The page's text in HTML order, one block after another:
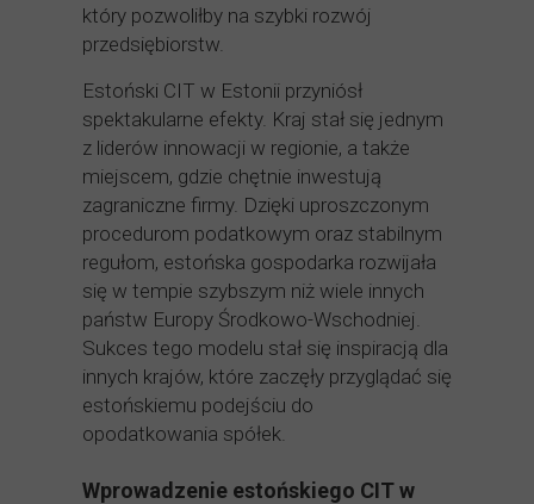
który pozwoliłby na szybki rozwój
przedsiębiorstw.
Estoński CIT w Estonii przyniósł
spektakularne efekty. Kraj stał się jednym
z liderów innowacji w regionie, a także
miejscem, gdzie chętnie inwestują
zagraniczne firmy. Dzięki uproszczonym
procedurom podatkowym oraz stabilnym
regułom, estońska gospodarka rozwijała
się w tempie szybszym niż wiele innych
państw Europy Środkowo-Wschodniej.
Sukces tego modelu stał się inspiracją dla
innych krajów, które zaczęły przyglądać się
estońskiemu podejściu do
opodatkowania spółek.
Wprowadzenie estońskiego CIT w